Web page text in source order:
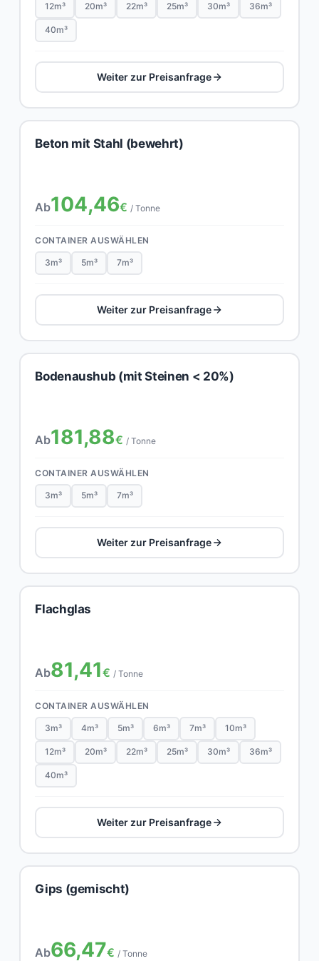
12m³ 20m³ 22m³ 25m³ 30m³ 36m³
40m³
Weiter zur Preisanfrage
Beton mit Stahl (bewehrt)
Ab104,46€ / Tonne
CONTAINER AUSWÄHLEN
3m³ 5m³ 7m³
Weiter zur Preisanfrage
Bodenaushub (mit Steinen < 20%)
Ab181,88€ / Tonne
CONTAINER AUSWÄHLEN
3m³ 5m³ 7m³
Weiter zur Preisanfrage
Flachglas
Ab81,41€ / Tonne
CONTAINER AUSWÄHLEN
3m³ 4m³ 5m³ 6m³ 7m³ 10m³
12m³ 20m³ 22m³ 25m³ 30m³ 36m³
40m³
Weiter zur Preisanfrage
Gips (gemischt)
Ab66,47€ / Tonne